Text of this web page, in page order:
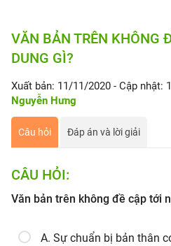
VĂN BẢN TRÊN KHÔNG
DUNG GÌ?
Xuất bản: 11/11/2020 - Cập nhật:
Nguyễn Hưng
Câu hỏi Đáp án và lời giải
CÂU HỎI:
Văn bản trên không đề cập tới
A. Sự chuẩn bị bản thân